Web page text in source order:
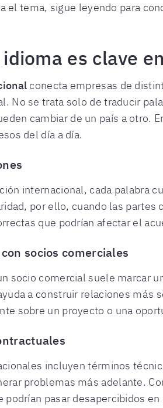
el tema, sigue leyendo para
idioma es clave
conecta empresas de
No se trata solo de traducir
cambiar de un país a otro.
del día a día.
internacional, cada palabra
por ello, cuando las
que podrían afectar el
socios comerciales
socio comercial suele marcar
a construir relaciones
sobre un proyecto o una
incluyen términos
problemas más adelante.
pasar desapercibidos en